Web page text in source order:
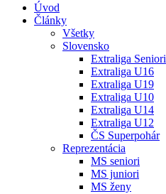
Úvod
Články
Všetky
Slovensko
Extraliga Seniori
Extraliga U16
Extraliga U19
Extraliga U10
Extraliga U14
Extraliga U12
ČS Superpohár
Reprezentácia
MS seniori
MS juniori
MS ženy